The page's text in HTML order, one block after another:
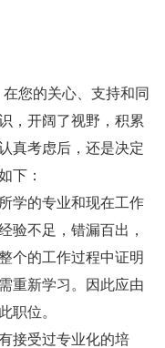
您的关心、支持和同
，开阔了视野，积累
真考虑后，还是决定
下：
学的专业和现在工作
验不足，错漏百出，
个的工作过程中证明
重新学习。因此应由
职位。
接受过专业化的培